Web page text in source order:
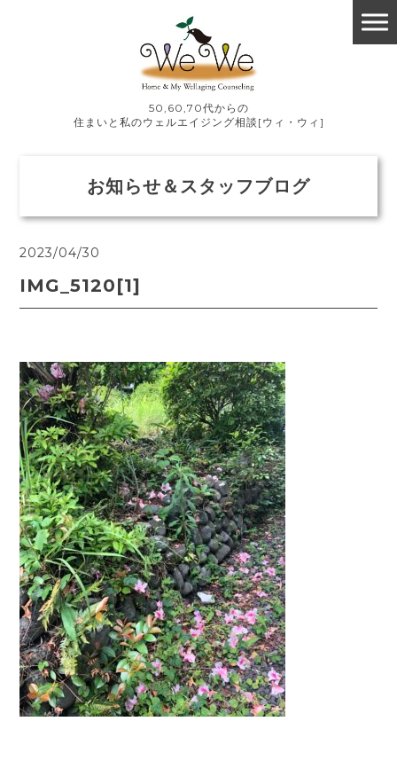
50,60,70代からの
住まいと私のウェルエイジング相談[ウィ・ウィ]
お知らせ＆スタッフブログ
2023/04/30
IMG_5120[1]